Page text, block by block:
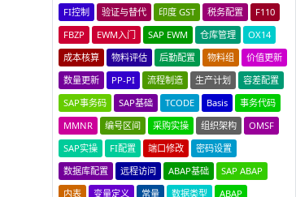
FI控制
验证与替代 印度 GST 税务配置
F110
FBZP
EWM入门 SAP EWM 仓库管理
OX14
成本核算
物料评估 后勤配置 物料组
价值更新
数量更新
PP-PI 流程制造 生产计划
容差配置
SAP事务码
SAP基础 TCODE Basis
事务代码
MMNR
编号区间 采购实操 组织架构
OMSF
SAP实操
FI配置 端口修改
密码设置
数据库配置
远程访问 ABAP基础
SAP ABAP
内表
变量定义 常量 数据类型
ABAP